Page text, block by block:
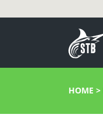
HOME >